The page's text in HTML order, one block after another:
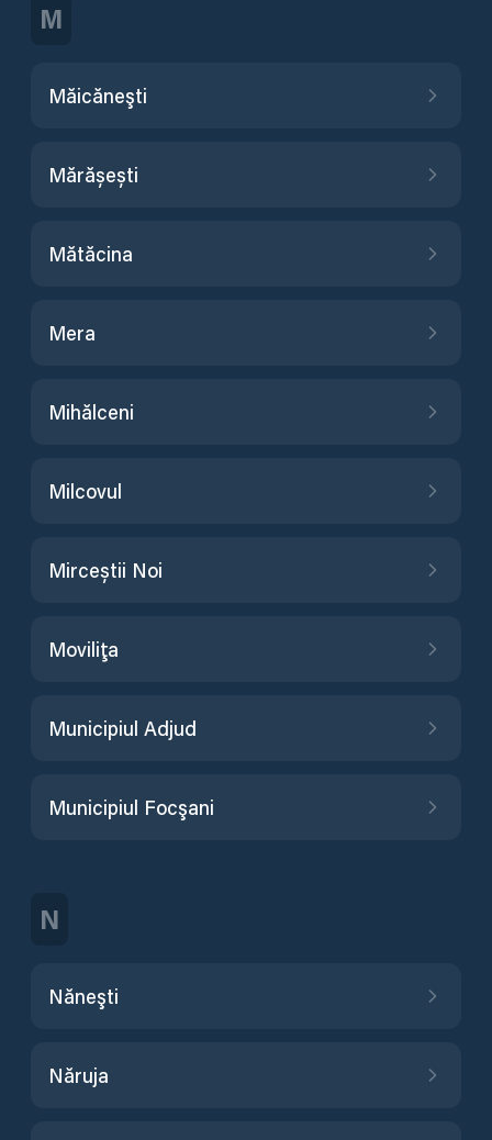
M
Măicăneşti
Mărășești
Mătăcina
Mera
Mihălceni
Milcovul
Mirceștii Noi
Moviliţa
Municipiul Adjud
Municipiul Focşani
N
Năneşti
Năruja